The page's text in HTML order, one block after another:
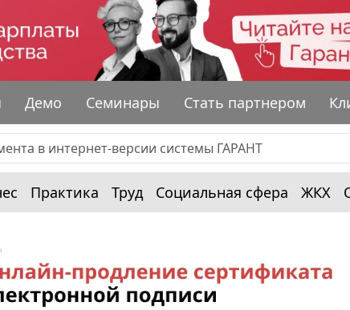
Демо Семинары Стать партнером
Практика Труд Социальная сфера ЖКХ